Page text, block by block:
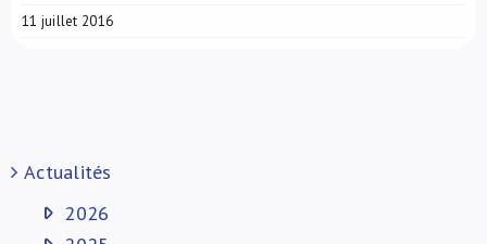
11 juillet 2016
Actualités
2026